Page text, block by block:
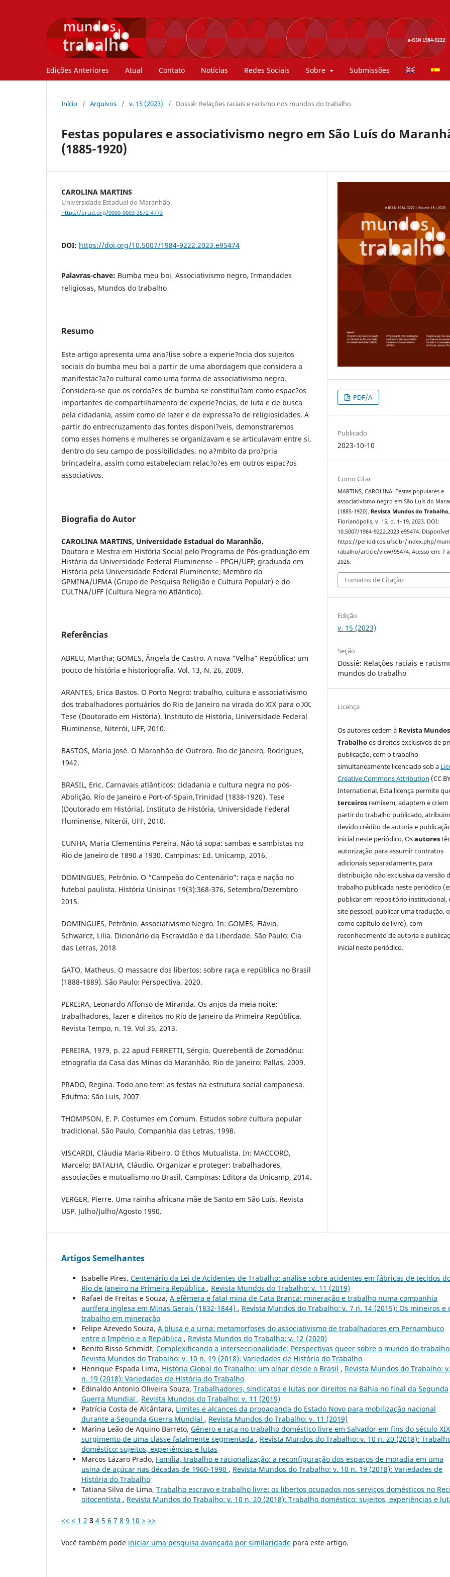
Edições Anteriores Atual Contato Notícias Redes Sociais Sobre Submissões
Início / Arquivos / v. 15 (2023) / Dossiê: Relações raciais e racismo nos mundos do trabalho
Festas populares e associativismo negro em São Luís do
(1885-1920)
CAROLINA MARTINS
Universidade Estadual do Maranhão.
https://orcid.org/0000-0003-3572-4773
DOI: https://doi.org/10.5007/1984-9222.2023.e95474
Palavras-chave: Bumba meu boi, Associativismo negro, Irmandades
religiosas, Mundos do trabalho
Resumo
Este artigo apresenta uma ana?lise sobre a experie?ncia dos sujeitos
sociais do bumba meu boi a partir de uma abordagem que considera a
manifestac?a?o cultural como uma forma de associativismo negro.
Considera-se que os cordo?es de bumba se constitui?am como espac?os
importantes de compartilhamento de experie?ncias, de luta e de busca
pela cidadania, assim como de lazer e de expressa?o de religiosidades. A
partir do entrecruzamento das fontes disponi?veis, demonstraremos
como esses homens e mulheres se organizavam e se articulavam entre si,
dentro do seu campo de possibilidades, no a?mbito da pro?pria
brincadeira, assim como estabeleciam relac?o?es em outros espac?os
associativos.
Biografia do Autor
CAROLINA MARTINS, Universidade Estadual do Maranhão.
Doutora e Mestra em História Social pelo Programa de Pós-graduação em
História da Universidade Federal Fluminense – PPGH/UFF; graduada em
História pela Universidade Federal Fluminense; Membro do
GPMINA/UFMA (Grupo de Pesquisa Religião e Cultura Popular) e do
CULTNA/UFF (Cultura Negra no Atlântico).
Referências
ABREU, Martha; GOMES, Ângela de Castro. A nova “Velha” República: um
pouco de história e historiografia. Vol. 13, N. 26, 2009.
ARANTES, Erica Bastos. O Porto Negro: trabalho, cultura e associativismo
dos trabalhadores portuários do Rio de Janeiro na virada do XIX para o XX.
Tese (Doutorado em História). Instituto de História, Universidade Federal
Fluminense, Niterói, UFF, 2010.
BASTOS, Maria José. O Maranhão de Outrora. Rio de Janeiro, Rodrigues,
1942.
BRASIL, Eric. Carnavais atlânticos: cidadania e cultura negra no pós-
Abolição. Rio de Janeiro e Port-of-Spain,Trinidad (1838-1920). Tese
(Doutorado em História). Instituto de História, Universidade Federal
Fluminense, Niterói, UFF, 2010.
CUNHA, Maria Clementina Pereira. Não tá sopa: sambas e sambistas no
Rio de Janeiro de 1890 a 1930. Campinas: Ed. Unicamp, 2016.
DOMINGUES, Petrônio. O “Campeão do Centenário”: raça e nação no
futebol paulista. História Unisinos 19(3):368-376, Setembro/Dezembro
2015.
DOMINGUES, Petrônio. Associativismo Negro. In: GOMES, Flávio.
Schwarcz, Lilia. Dicionário da Escravidão e da Liberdade. São Paulo: Cia
das Letras, 2018
GATO, Matheus. O massacre dos libertos: sobre raça e república no Brasil
(1888-1889). São Paulo: Perspectiva, 2020.
PEREIRA, Leonardo Affonso de Miranda. Os anjos da meia noite:
trabalhadores, lazer e direitos no Rio de Janeiro da Primeira República.
Revista Tempo, n. 19. Vol 35, 2013.
PEREIRA, 1979, p. 22 apud FERRETTI, Sérgio. Querebentã de Zomadônu:
etnografia da Casa das Minas do Maranhão. Rio de Janeiro: Pallas, 2009.
PRADO, Regina. Todo ano tem: as festas na estrutura social camponesa.
Edufma: São Luís, 2007.
THOMPSON, E. P. Costumes em Comum. Estudos sobre cultura popular
tradicional. São Paulo, Companhia das Letras, 1998.
VISCARDI, Cláudia Maria Ribeiro. O Ethos Mutualista. In: MACCORD,
Marcelo; BATALHA, Cláudio. Organizar e proteger: trabalhadores,
associações e mutualismo no Brasil. Campinas: Editora da Unicamp, 2014.
VERGER, Pierre. Uma rainha africana mãe de Santo em São Luís. Revista
USP. Julho/Julho/Agosto 1990.
PDF/A
Publicado
2023-10-10
Como Citar
MARTINS, CAROLINA. Festas populares e
associativismo negro em São Luís do
(1885-1920). Revista Mundos do Trabalho,
Florianópolis, v. 15, p. 1–19, 2023. DOI:
10.5007/1984-9222.2023.e95474.
https://periodicos.ufsc.br/index.php/
rabalho/article/view/95474. Acesso em: 7
2026.
Fomatos de Citação
Edição
v. 15 (2023)
Seção
Dossiê: Relações raciais e
mundos do trabalho
Licença
Os autores cedem à Revista
Trabalhoos direitos exclusivos de
publicação, com o trabalho
simultaneamente licenciado sob a
Creative Commons Attribution (CC
International. Esta licença permite
terceiros remixem, adaptem e criem
partir do trabalho publicado,
devido crédito de autoria e
inicial neste periódico. Osautores
autorização para assumir contratos
adicionais separadamente, para
distribuição não exclusiva da versão
trabalho publicada neste periódico
publicar em repositório institucional,
site pessoal, publicar uma tradução,
como capítulo de livro), com
reconhecimento de autoria e
inicial neste periódico.
Artigos Semelhantes
Isabelle Pires, Centenário da Lei de Acidentes de Trabalho: análise sobre acidentes em fábricas de tecidos
Rio de Janeiro na Primeira República , Revista Mundos do Trabalho: v. 11 (2019)
Rafael de Freitas e Souza, A efêmera e fatal mina de Cata Branca: mineração e trabalho numa companhia
aurífera inglesa em Minas Gerais (1832-1844) , Revista Mundos do Trabalho: v. 7 n. 14 (2015): Os mineiros e
trabalho em mineração
Felipe Azevedo Souza, A blusa e a urna: metamorfoses do associativismo de trabalhadores em Pernambuco
entre o Império e a República , Revista Mundos do Trabalho: v. 12 (2020)
Benito Bisso Schmidt, Complexificando a interseccionalidade: Perspectivas queer sobre o mundo do trabalho
Revista Mundos do Trabalho: v. 10 n. 19 (2018): Variedades de História do Trabalho
Henrique Espada Lima, História Global do Trabalho: um olhar desde o Brasil , Revista Mundos do Trabalho:
n. 19 (2018): Variedades de História do Trabalho
Edinaldo Antonio Oliveira Souza, Trabalhadores, sindicatos e lutas por direitos na Bahia no final da Segunda
Guerra Mundial , Revista Mundos do Trabalho: v. 11 (2019)
Patrícia Costa de Alcântara, Limites e alcances da propaganda do Estado Novo para mobilização nacional
durante a Segunda Guerra Mundial , Revista Mundos do Trabalho: v. 11 (2019)
Marina Leão de Aquino Barreto, Gênero e raça no trabalho doméstico livre em Salvador em fins do século
surgimento de uma classe fatalmente segmentada , Revista Mundos do Trabalho: v. 10 n. 20 (2018):
doméstico: sujeitos, experiências e lutas
Marcos Lázaro Prado, Família, trabalho e racionalização: a reconfiguração dos espaços de moradia em uma
usina de açúcar nas décadas de 1960-1990 , Revista Mundos do Trabalho: v. 10 n. 19 (2018): Variedades de
História do Trabalho
Tatiana Silva de Lima, Trabalho escravo e trabalho livre: os libertos ocupados nos serviços domésticos no
oitocentista , Revista Mundos do Trabalho: v. 10 n. 20 (2018): Trabalho doméstico: sujeitos, experiências e
<< < 1 2 3 4 5 6 7 8 9 10 > >>
Você também pode iniciar uma pesquisa avançada por similaridade para este artigo.